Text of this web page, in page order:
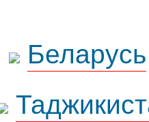
Беларусь